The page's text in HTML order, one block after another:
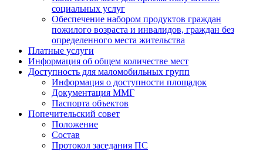
социальных услуг
Обеспечение набором продуктов граждан
пожилого возраста и инвалидов, граждан без
определенного места жительства
Платные услуги
Информация об общем количестве мест
Доступность для маломобильных групп
Информация о доступности площадок
Документация ММГ
Паспорта объектов
Попечительский совет
Положение
Состав
Протокол заседания ПС